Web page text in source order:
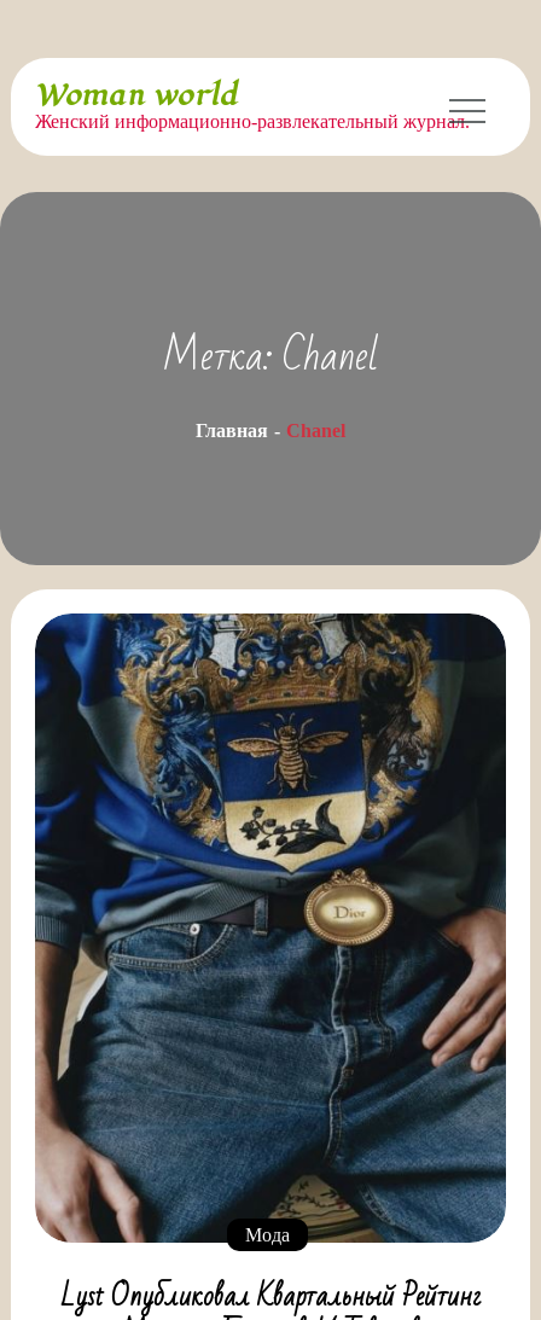
Перейти
содержимому
Woman world
Женский информационно-развлекательный журнал.
Метка:Chanel
Главная Chanel
Мода
Lyst Опубликовал Квартальный Рейтинг